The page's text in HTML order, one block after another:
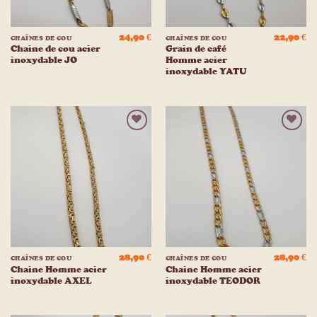
CHAÎNES DE COU
Chaine de cou acier
inoxydable JO
24,90€ CHAÎNES DE COU
Grain de café
Homme acier
inoxydable YATU
22,90€
CHAÎNES DE COU
Chaine Homme acier
inoxydable AXEL
28,90€ CHAÎNES DE COU
Chaine Homme acier
inoxydable TEODOR
28,90€